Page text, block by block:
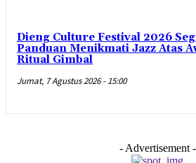
Dieng Culture Festival 2026
Panduan Menikmati Jazz Atas
Ritual Gimbal
Jumat, 7 Agustus 2026 - 15:00
- Advertisement -